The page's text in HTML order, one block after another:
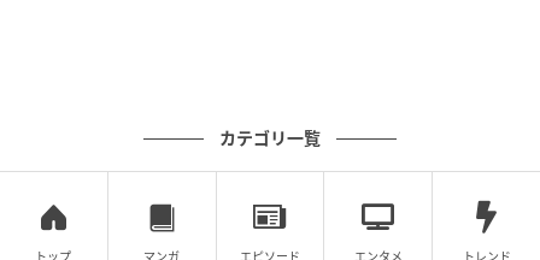
カテゴリ一覧
トップ マンガ エピソード エンタメ トレンド